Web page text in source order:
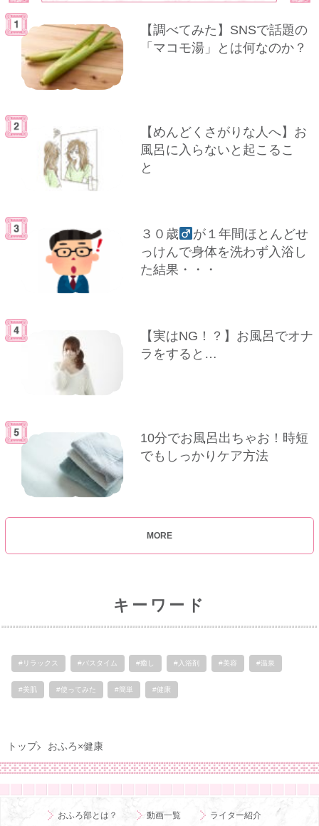
【調べてみた】SNSで話題の
「マコモ湯」とは何なのか？
【めんどくさがりな人へ】お
風呂に入らないと起こるこ
と
３０歳
が１年間ほとんどせ
っけんで身体を洗わず入浴し
た結果・・・
【実はNG！？】お風呂でオナ
ラをすると…
10分でお風呂出ちゃお！時短
でもしっかりケア方法
MORE
キーワード
#リラックス #バスタイム #癒し #入浴剤 #美容 #温泉
#美肌 #使ってみた #簡単 #健康
トップ おふろ×健康
おふろ部とは？ 動画一覧 ライター紹介